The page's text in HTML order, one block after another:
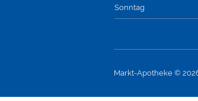
Sonntag
Markt-Apotheke ©